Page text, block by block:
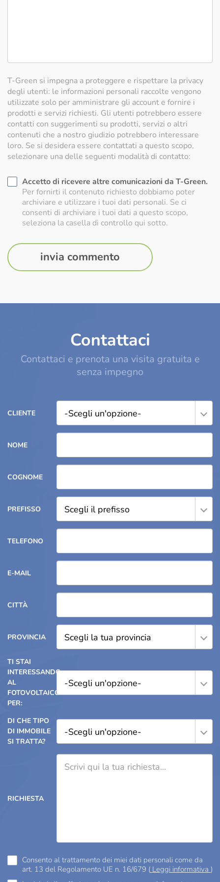
T-Green si impegna a proteggere e rispettare la privacy
degli utenti: le informazioni personali raccolte vengono
utilizzate solo per amministrare gli account e fornire i
prodotti e servizi richiesti. Gli utenti potrebbero essere
contatti con suggerimenti su prodotti, servizi o altri
contenuti che a nostro giudizio potrebbero interessare
loro. Se si desidera essere contattati a questo scopo,
selezionare una delle seguenti modalità di contatto:
Accetto di ricevere altre comunicazioni da T-Green.
Per fornirti il contenuto richiesto dobbiamo poter
archiviare e utilizzare i tuoi dati personali. Se ci
consenti di archiviare i tuoi dati a questo scopo,
seleziona la casella di controllo qui sotto.
Contattaci
Contattaci e prenota una visita gratuita e
senza impegno
CLIENTE -Scegli un'opzione-
NOME
COGNOME
PREFISSO Scegli il prefisso
TELEFONO
E-MAIL
CITTÀ
PROVINCIA Scegli la tua provincia
TI STAI
INTERESSANDO
AL
FOTOVOLTAICO
PER:
-Scegli un'opzione-
DI CHE TIPO
DI IMMOBILE
SI TRATTA?
-Scegli un'opzione-
RICHIESTA
Consento al trattamento dei miei dati personali come da
art. 13 del Regolamento UE n. 16/679 ( Leggi informativa )